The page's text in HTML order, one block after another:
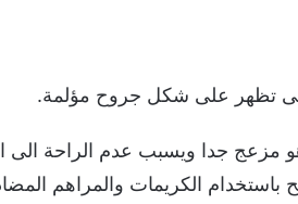
تظهر على شكل جروح مؤلمة.
مزعج جدا ويسبب عدم الراحة الى
الكريمات والمراهم